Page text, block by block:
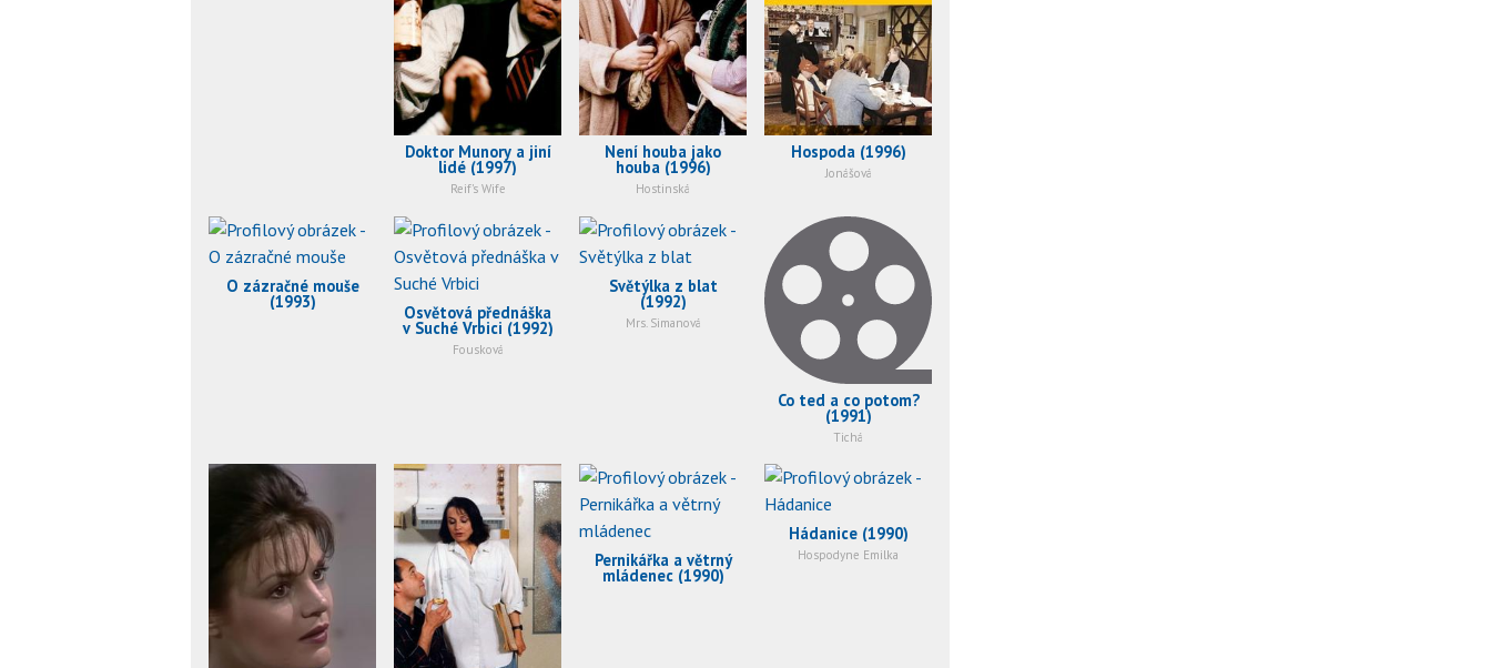
Doktor Munory a jiní
lidé (1997)
Reif's Wife
Není houba jako
houba (1996)
Hostinská
Hospoda (1996)
Jonášová
O zázračné mouše
(1993)
Osvětová přednáška
v Suché Vrbici (1992)
Fousková
Světýlka z blat
(1992)
Mrs. Simanová
Co ted a co potom?
(1991)
Tichá
Pernikářka a větrný
mládenec (1990)
Hádanice (1990)
Hospodyne Emilka